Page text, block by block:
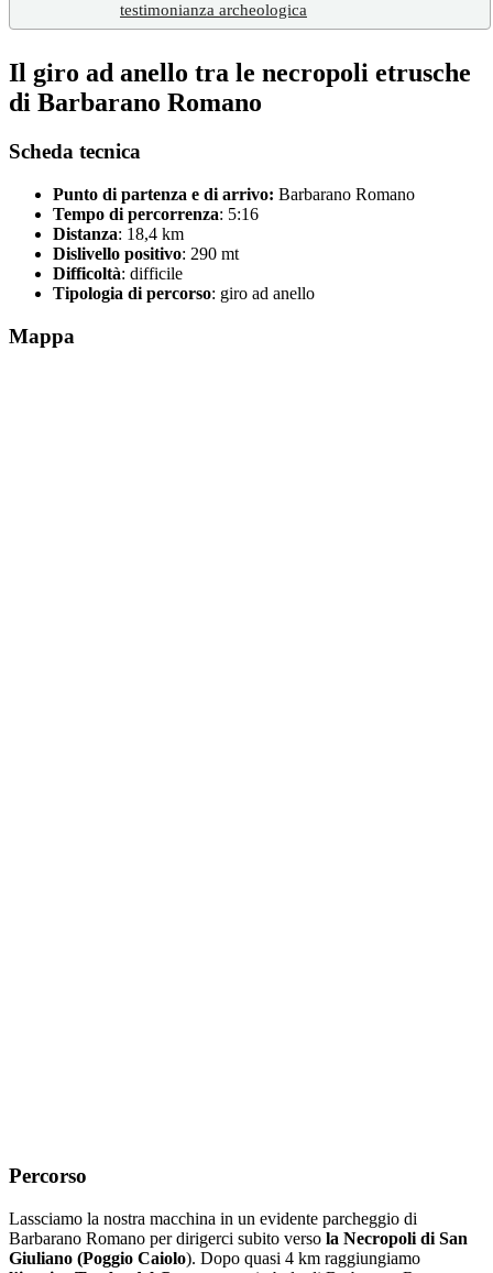
testimonianza archeologica
Il giro ad anello tra le necropoli etrusche
di Barbarano Romano
Scheda tecnica
Punto di partenza e di arrivo: Barbarano Romano
Tempo di percorrenza: 5:16
Distanza: 18,4 km
Dislivello positivo: 290 mt
Difficoltà: difficile
Tipologia di percorso: giro ad anello
Mappa
Percorso
Lassciamo la nostra macchina in un evidente parcheggio di
Barbarano Romano per dirigerci subito verso la Necropoli di San
Giuliano (Poggio Caiolo). Dopo quasi 4 km raggiungiamo